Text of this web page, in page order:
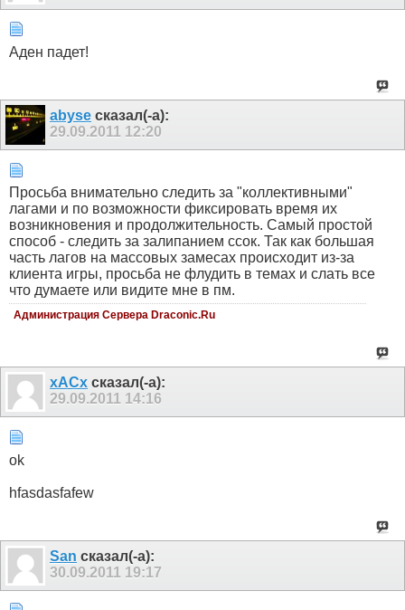
Аден падет!
abyse сказал(-а):
29.09.2011 12:20
Просьба внимательно следить за "коллективными"
лагами и по возможности фиксировать время их
возникновения и продолжительность. Самый простой
способ - следить за залипанием ссок. Так как большая
часть лагов на массовых замесах происходит из-за
клиента игры, просьба не флудить в темах и слать все
что думаете или видите мне в пм.
Администрация Сервера Draconic.Ru
xACx сказал(-а):
29.09.2011 14:16
ok
hfasdasfafew
San сказал(-а):
30.09.2011 19:17